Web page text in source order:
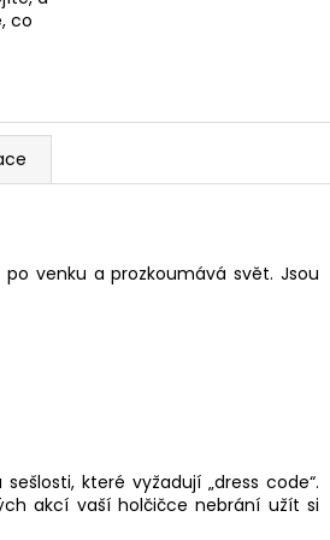
co
venku a prozkoumává svět. Jsou
které vyžadují „dress code“.
akcí vaší holčičce nebrání užít si